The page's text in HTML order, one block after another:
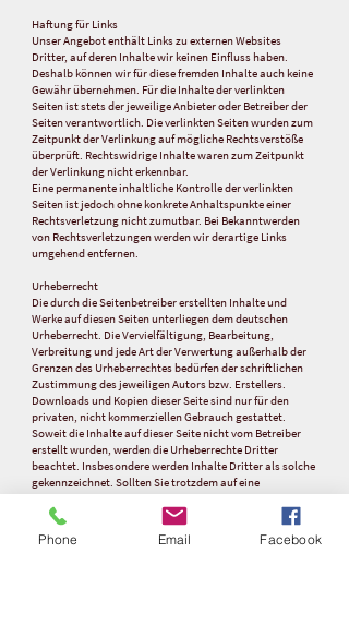
Haftung für Links
Unser Angebot enthält Links zu externen Websites
Dritter, auf deren Inhalte wir keinen Einfluss haben.
Deshalb können wir für diese fremden Inhalte auch keine
Gewähr übernehmen. Für die Inhalte der verlinkten
Seiten ist stets der jeweilige Anbieter oder Betreiber der
Seiten verantwortlich. Die verlinkten Seiten wurden zum
Zeitpunkt der Verlinkung auf mögliche Rechtsverstöße
überprüft. Rechtswidrige Inhalte waren zum Zeitpunkt
der Verlinkung nicht erkennbar.
Eine permanente inhaltliche Kontrolle der verlinkten
Seiten ist jedoch ohne konkrete Anhaltspunkte einer
Rechtsverletzung nicht zumutbar. Bei Bekanntwerden
von Rechtsverletzungen werden wir derartige Links
umgehend entfernen.
Urheberrecht
Die durch die Seitenbetreiber erstellten Inhalte und
Werke auf diesen Seiten unterliegen dem deutschen
Urheberrecht. Die Vervielfältigung, Bearbeitung,
Verbreitung und jede Art der Verwertung außerhalb der
Grenzen des Urheberrechtes bedürfen der schriftlichen
Zustimmung des jeweiligen Autors bzw. Erstellers.
Downloads und Kopien dieser Seite sind nur für den
privaten, nicht kommerziellen Gebrauch gestattet.
Soweit die Inhalte auf dieser Seite nicht vom Betreiber
erstellt wurden, werden die Urheberrechte Dritter
beachtet. Insbesondere werden Inhalte Dritter als solche
gekennzeichnet. Sollten Sie trotzdem auf eine
Urheberrechtsverletzung aufmerksam werden, bitten wir
um einen entsprechenden Hinweis. Bei Bekanntwerden
von Rechtsverletzungen werden wir derartige Inhalte
umgehend entfernen.
Phone Email Facebook